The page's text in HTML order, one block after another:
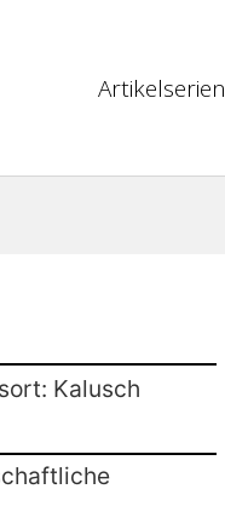
Artikelserien
Kalusch